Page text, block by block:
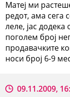
Матеј ми
редот, ама сега
леле, јас
поголем број
продавачките
носи број 6-9
09.11.2009,